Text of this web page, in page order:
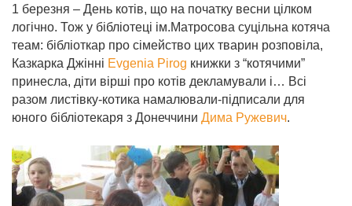
1 березня – День котів, що на початку весни цілком
логічно. Тож у бібліотеці ім.Матросова суцільна котяча
теам: бібліоткар про сімейство цих тварин розповіла,
Казкарка Джінні Evgenia Pirog книжки з “котячими”
принесла, діти вірші про котів декламували і… Всі
разом листівку-котика намалювали-підписали для
юного бібліотекаря з Донеччини Дима Ружевич.